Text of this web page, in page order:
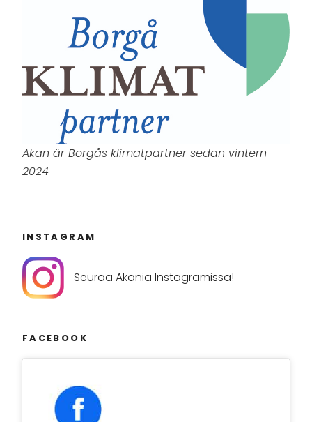
Akan är Borgås klimatpartner sedan vintern
2024
INSTAGRAM
Seuraa Akania Instagramissa!
FACEBOOK